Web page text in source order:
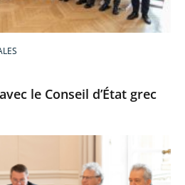
le Conseil d’État grec